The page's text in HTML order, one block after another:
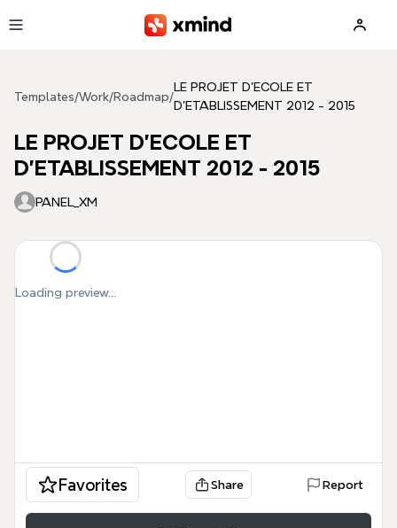
Templates/Work/Roadmap/
LE PROJET D'ECOLE ET
D'ETABLISSEMENT 2012 - 2015
LE PROJET D'ECOLE ET
D'ETABLISSEMENT 2012 - 2015
PANEL_XM
Loading preview...
Favorites Share Report